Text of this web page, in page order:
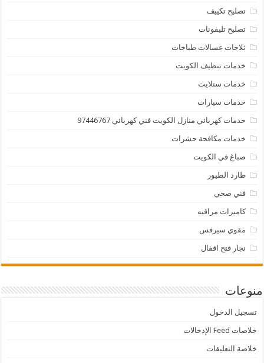
تصليح تكييف
تصليح تليفونات
ثلاجات غسالات طباخات
خدمات تنظيف الكويت
خدمات ستلايت
خدمات سيارات
خدمات كهربائي منازل الكويت فني كهربائي 97446767
خدمات مكافحة حشرات
صباغ في الكويت
طارد الطيور
فني صحي
كاميرات مراقبه
مقوي سيرفس
نجار فتح اقفال
منوعات
تسجيل الدخول
خلاصات Feed الإدخالات
خلاصة التعليقات